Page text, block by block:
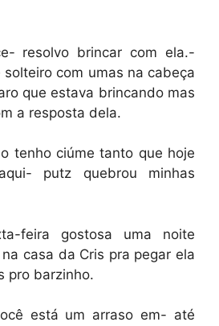
resolvo brincar com ela.-
solteiro com umas na cabeça
que estava brincando mas
a resposta dela.
tenho ciúme tanto que hoje
putz quebrou minhas
feira gostosa uma noite
casa da Cris pra pegar ela
pro barzinho.
está um arraso em- até